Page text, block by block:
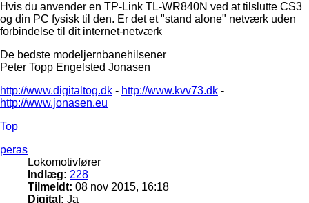
Hvis du anvender en TP-Link TL-WR840N ved at tilslutte CS3
og din PC fysisk til den. Er det et "stand alone" netværk uden
forbindelse til dit internet-netværk
De bedste modeljernbanehilsener
Peter Topp Engelsted Jonasen
http://www.digitaltog.dk - http://www.kvv73.dk -
http://www.jonasen.eu
Top
peras
Lokomotivfører
Indlæg: 228
Tilmeldt: 08 nov 2015, 16:18
Digital: Ja